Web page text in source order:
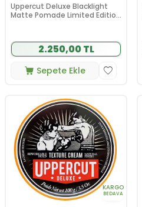
Uppercut Deluxe Blacklight
Matte Pomade Limited Edition
2.250,00 TL
Sepete Ekle
KARGO
BEDAVA